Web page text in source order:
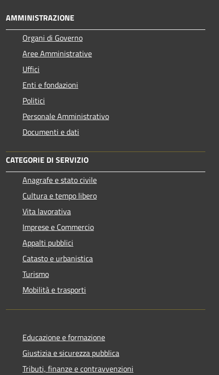
AMMINISTRAZIONE
Organi di Governo
Aree Amministrative
Uffici
Enti e fondazioni
Politici
Personale Amministrativo
Documenti e dati
CATEGORIE DI SERVIZIO
Anagrafe e stato civile
Cultura e tempo libero
Vita lavorativa
Imprese e Commercio
Appalti pubblici
Catasto e urbanistica
Turismo
Mobilità e trasporti
Educazione e formazione
Giustizia e sicurezza pubblica
Tributi, finanze e contravvenzioni